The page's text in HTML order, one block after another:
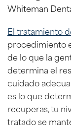
El tratamiento
procedimiento
de lo que la
determina el
cuidado
es lo que
recuperas, tu
tratado se